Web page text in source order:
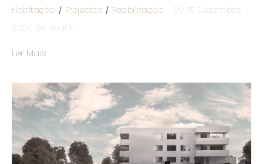
Habitação Projectos Reabilitação
EM 15 Dezembro,
2020
BY: Boutik
Ler Mais